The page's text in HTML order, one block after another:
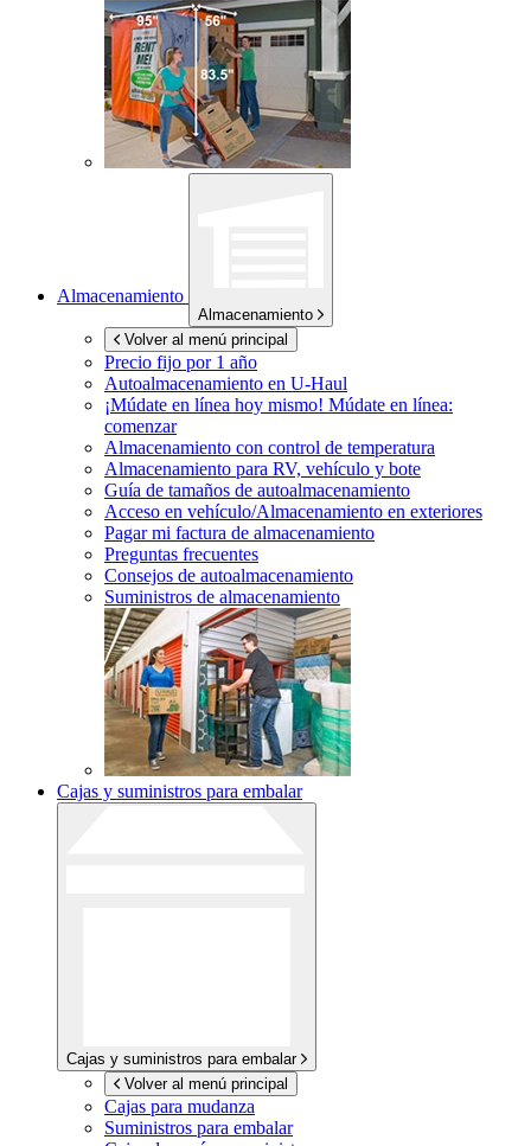
Almacenamiento
Almacenamiento
Volver al menú principal
Precio fijo por 1 año
Autoalmacenamiento en U-Haul
¡Múdate en línea hoy mismo! Múdate en línea:
comenzar
Almacenamiento con control de temperatura
Almacenamiento para RV, vehículo y bote
Guía de tamaños de autoalmacenamiento
Acceso en vehículo/Almacenamiento en exteriores
Pagar mi factura de almacenamiento
Preguntas frecuentes
Consejos de autoalmacenamiento
Suministros de almacenamiento
Cajas y suministros para embalar
Cajas y suministros para embalar
Volver al menú principal
Cajas para mudanza
Suministros para embalar